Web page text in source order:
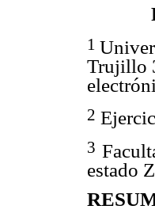
1
Trujillo
2
3
estado